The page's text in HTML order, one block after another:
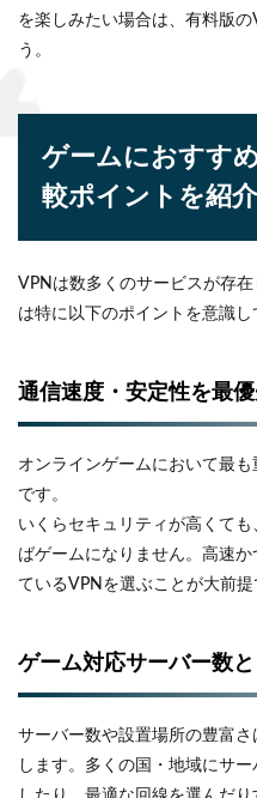
を楽しみたい場合は、有料版
う。
ゲームにおすす
較ポイントを紹介
VPNは数多くのサービスが存
は特に以下のポイントを意識し
通信速度・安定性を最
オンラインゲームにおいて最も
です。
いくらセキュリティが高くて
ばゲームになりません。高速
ているVPNを選ぶことが大前提
ゲーム対応サーバー数
サーバー数や設置場所の豊富
します。多くの国・地域にサ